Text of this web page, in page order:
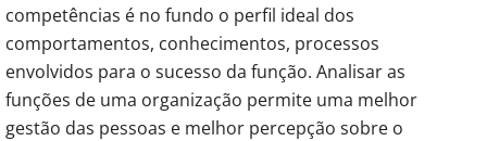
competências é no fundo o perfil ideal dos
comportamentos, conhecimentos, processos
envolvidos para o sucesso da função. Analisar as
funções de uma organização permite uma melhor
gestão das pessoas e melhor percepção sobre o